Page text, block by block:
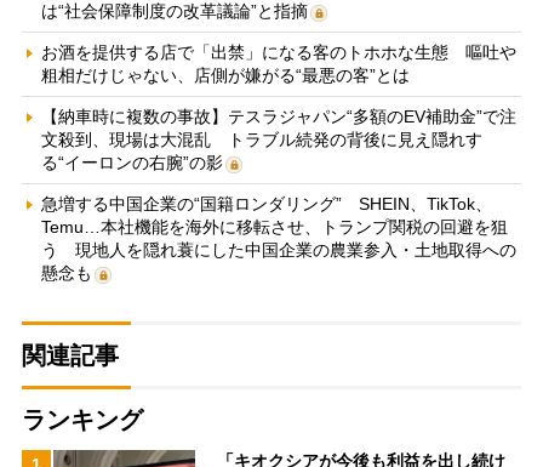
は“社会保障制度の改革議論”と指摘
お酒を提供する店で「出禁」になる客のトホホな生態 嘔吐や
粗相だけじゃない、店側が嫌がる“最悪の客”とは
【納車時に複数の事故】テスラジャパン“多額のEV補助金”で注
文殺到、現場は大混乱 トラブル続発の背後に見え隠れす
る“イーロンの右腕”の影
急増する中国企業の“国籍ロンダリング” SHEIN、TikTok、
Temu…本社機能を海外に移転させ、トランプ関税の回避を狙
う 現地人を隠れ蓑にした中国企業の農業参入・土地取得への
懸念も
関連記事
ランキング
「キオクシアが今後も利益を出し続け